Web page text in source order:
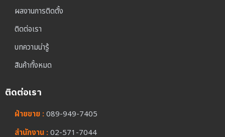
ผลงานการติดตั้ง
ติดต่อเรา
บทความน่ารู้
สินค้าทั้งหมด
ติดต่อเรา
ฝ่ายขาย :089-949-7405
สำนักงาน :02-571-7044